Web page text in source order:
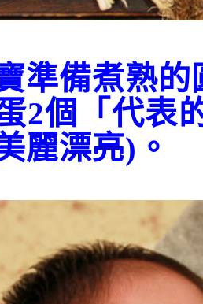
準備煮熟
2個「代表
麗漂亮)。